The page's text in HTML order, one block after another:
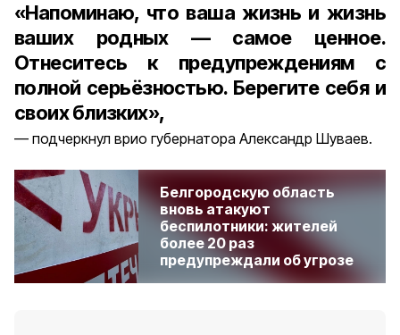
«Напоминаю, что ваша жизнь и жизнь
ваших родных — самое ценное.
Отнеситесь к предупреждениям с
полной серьёзностью. Берегите себя и
своих близких»,
подчеркнул врио губернатора Александр Шуваев.
Белгородскую область
вновь атакуют
беспилотники: жителей
более 20 раз
предупреждали об угрозе